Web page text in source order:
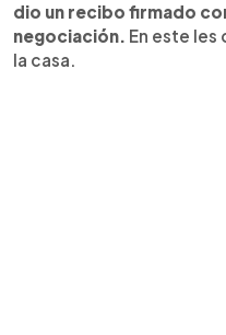
dio un recibo firmado
negociación. En este
la casa.